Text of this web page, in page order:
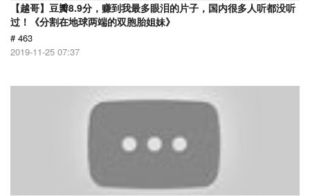
【越哥】豆瓣8.9分，赚到我最多眼泪的片子，国内很多人听都没听
过！《分割在地球两端的双胞胎姐妹》
# 463
2019-11-25 07:37